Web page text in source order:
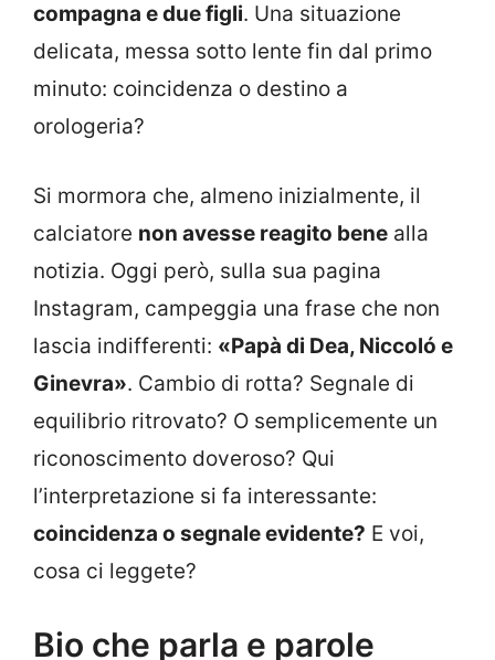
compagna e due figli. Una situazione
delicata, messa sotto lente fin dal primo
minuto: coincidenza o destino a
orologeria?
Si mormora che, almeno inizialmente, il
calciatore non avesse reagito bene alla
notizia. Oggi però, sulla sua pagina
Instagram, campeggia una frase che non
lascia indifferenti: «Papà di Dea, Niccoló e
Ginevra». Cambio di rotta? Segnale di
equilibrio ritrovato? O semplicemente un
riconoscimento doveroso? Qui
l’interpretazione si fa interessante:
coincidenza o segnale evidente? E voi,
cosa ci leggete?
Bio che parla e parole